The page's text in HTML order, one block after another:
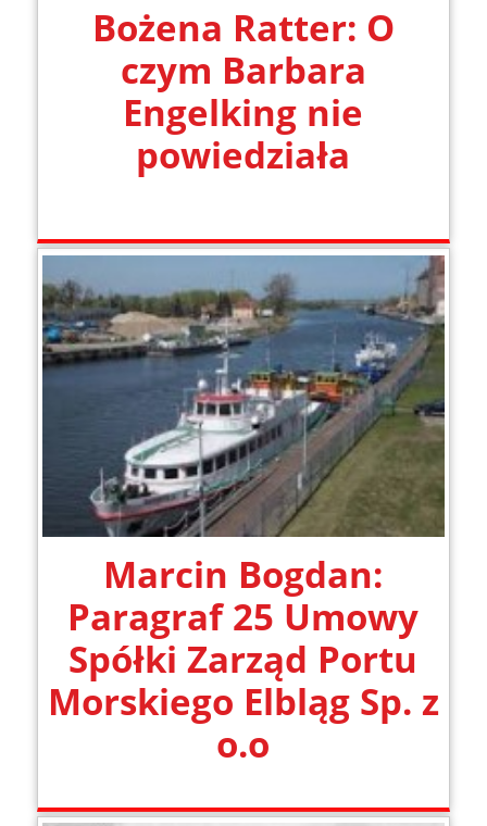
Bożena Ratter: O
czym Barbara
Engelking nie
powiedziała
Marcin Bogdan:
Paragraf 25 Umowy
Spółki Zarząd Portu
Morskiego Elbląg Sp. z
o.o